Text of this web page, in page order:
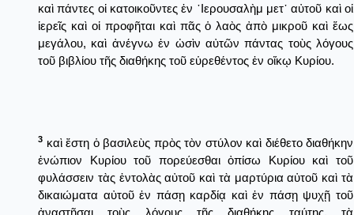
καὶ πάντες οἱ κατοικοῦντες ἐν ῾Ιερουσαλὴμ μετ᾿ αὐτοῦ καὶ οἱ
ἱερεῖς καὶ οἱ προφῆται καὶ πᾶς ὁ λαὸς ἀπὸ μικροῦ καὶ ἕως
μεγάλου, καὶ ἀνέγνω ἐν ὠσὶν αὐτῶν πάντας τοὺς λόγους
τοῦ βιβλίου τῆς διαθήκης τοῦ εὑρεθέντος ἐν οἴκῳ Κυρίου.
3 καὶ ἔστη ὁ βασιλεὺς πρὸς τὸν στύλον καὶ διέθετο διαθήκην
ἐνώπιον Κυρίου τοῦ πορεύεσθαι ὀπίσω Κυρίου καὶ τοῦ
φυλάσσειν τὰς ἐντολὰς αὐτοῦ καὶ τὰ μαρτύρια αὐτοῦ καὶ τὰ
δικαιώματα αὐτοῦ ἐν πάσῃ καρδίᾳ καὶ ἐν πάσῃ ψυχῇ τοῦ
ἀναστῆσαι τοὺς λόγους τῆς διαθήκης ταύτης, τὰ